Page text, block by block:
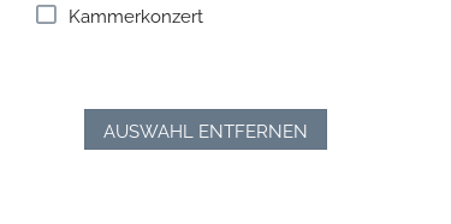
Kammerkonzert
AUSWAHL ENTFERNEN